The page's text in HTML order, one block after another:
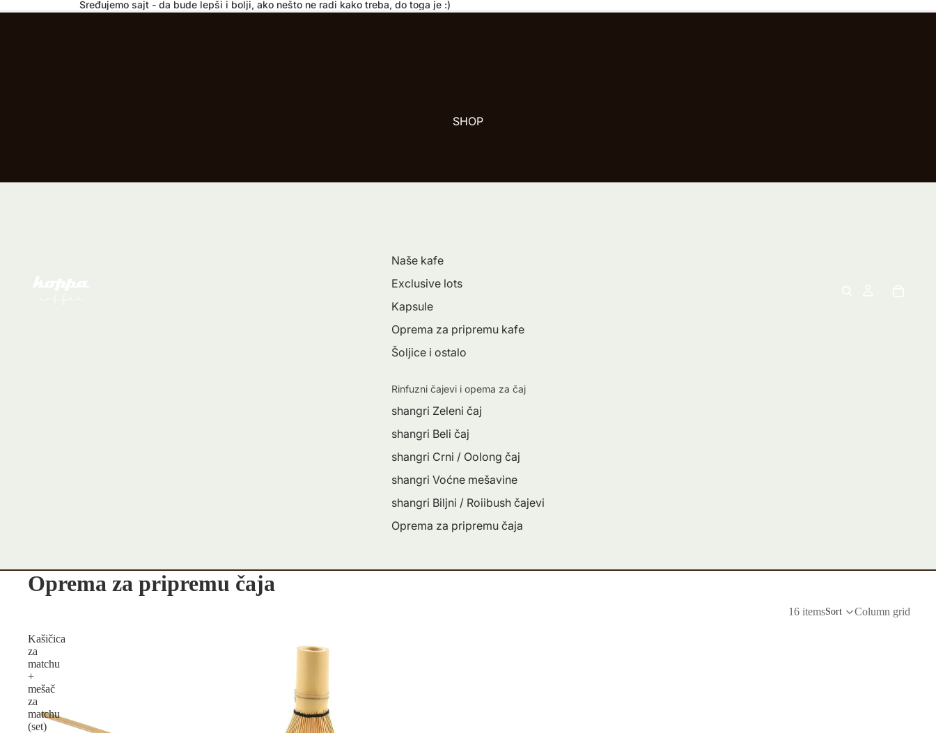
Sređujemo sajt - da bude lepši i bolji, ako nešto ne radi kako treba, do toga je :)
SHOP
Naše kafe
Exclusive lots
Kapsule
Oprema za pripremu kafe
Šoljice i ostalo
Rinfuzni čajevi i opema za čaj
shangri Zeleni čaj
shangri Beli čaj
shangri Crni / Oolong čaj
shangri Voćne mešavine
shangri Biljni / Roiibush čajevi
Oprema za pripremu čaja
Oprema za pripremu čaja
16 itemsSort Column grid
Kašičica
za
matchu
+
mešač
za
matchu
(set)